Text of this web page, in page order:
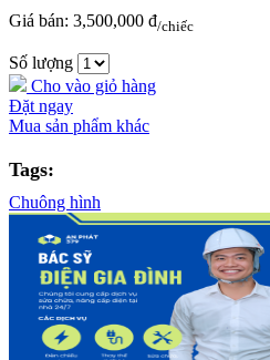
Giá bán: 3,500,000 đ/chiếc
Số lượng
Cho vào giỏ hàng
Đặt ngay
Mua sản phẩm khác
Tags:
Chuông hình